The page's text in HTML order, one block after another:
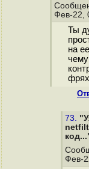
Фев-22,
Ты
на
73.
Фев-